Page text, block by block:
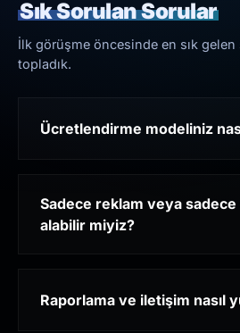
Sık Sorulan Sorular
İlk görüşme öncesinde en sık gelen
topladık.
Ücretlendirme modeliniz
Sadece reklam veya
alabilir miyiz?
Raporlama ve iletişim nasıl